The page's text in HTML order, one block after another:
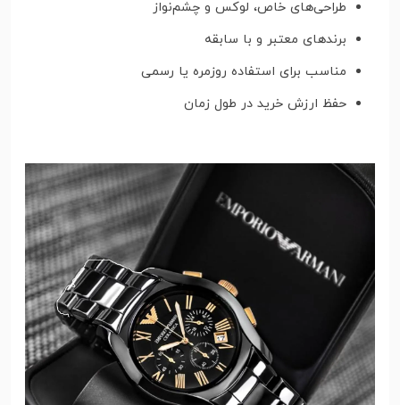
طراحی‌های خاص، لوکس و چشم‌نواز
برندهای معتبر و با سابقه
مناسب برای استفاده روزمره یا رسمی
حفظ ارزش خرید در طول زمان